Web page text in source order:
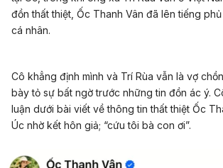
đồn thất thiệt, Ốc Thanh Vân đã lên tiếng
cá nhân.
Cô khẳng định mình và Trí Rùa vẫn là vợ
bày tỏ sự bất ngờ trước những tin đồn ác ý.
luận dưới bài viết về thông tin thất thiệt Ốc
Úc nhờ kết hôn giả; “cứu tôi bà con ơi”.